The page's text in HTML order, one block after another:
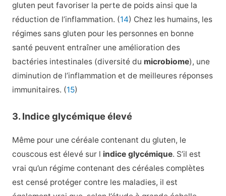
gluten peut favoriser la perte de poids ainsi que la
réduction de l’inflammation. (14) Chez les humains, les
régimes sans gluten pour les personnes en bonne
santé peuvent entraîner une amélioration des
bactéries intestinales (diversité du microbiome), une
diminution de l’inflammation et de meilleures réponses
immunitaires. (15)
3. Indice glycémique élevé
Même pour une céréale contenant du gluten, le
couscous est élevé sur l indice glycémique. S’il est
vrai qu’un régime contenant des céréales complètes
est censé protéger contre les maladies, il est